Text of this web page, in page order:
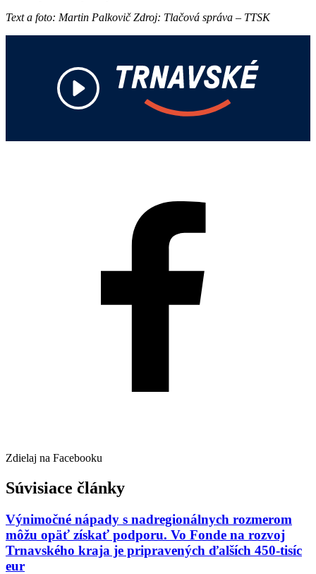
Text a foto: Martin Palkovič Zdroj: Tlačová správa – TTSK
Zdielaj na Facebooku
Súvisiace články
Výnimočné nápady s nadregionálnych rozmerom
môžu opäť získať podporu. Vo Fonde na rozvoj
Trnavského kraja je pripravených ďalších 450-tisíc
eur